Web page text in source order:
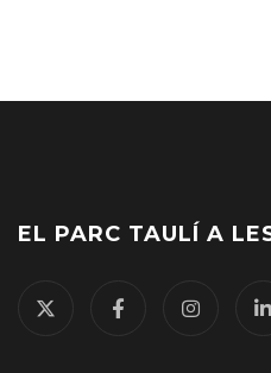
EL PARC TAULÍ A